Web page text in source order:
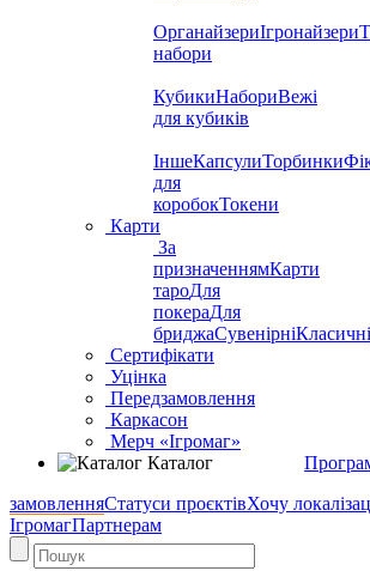
ОрганайзериІгронайзери
набори
КубикиНабориВежі
для кубиків
ІншеКапсулиТорбинки
для
коробокТокени
Карти
За
призначеннямКарти
тароДля
покераДля
бриджаСувенірніКласичні
Сертифікати
Уцінка
Передзамовлення
Каркасон
Мерч «Ігромаг»
Каталог
замовленняСтатуси проєктівХочу
ІгромагПартнерам